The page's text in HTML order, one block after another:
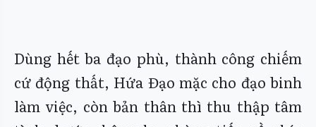
Dùng hết ba đạo phù, thành công chiếm
cứ động thất, Hứa Đạo mặc cho đạo binh
làm việc, còn bản thân thì thu thập tâm